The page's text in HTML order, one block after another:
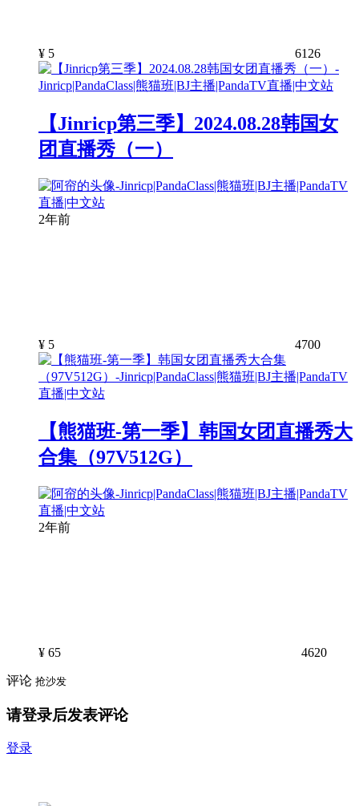
¥ 5 6126
【Jinricp第三季】2024.08.28韩国女
团直播秀（一）
2年前
¥ 5 4700
【熊猫班-第一季】韩国女团直播秀大
合集（97V512G）
2年前
¥ 65 4620
评论 抢沙发
请登录后发表评论
登录